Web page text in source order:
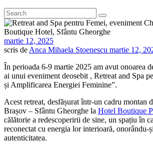
martie 12, 2025
scris de Anca Mihaela Stoenescu martie 12,
În perioada 6-9 martie 2025 am avut onoarea
ai unui eveniment deosebit , Retreat and Spa
și Amplificarea Energiei Feminine”.
Acest retreat, desfășurat într-un cadru montan
Brașov – Sfântu Gheorghe la Hotel Boutique
călătorie a redescoperirii de sine, un spațiu în
reconectat cu energia lor interioară, onorându-
autenticitatea.